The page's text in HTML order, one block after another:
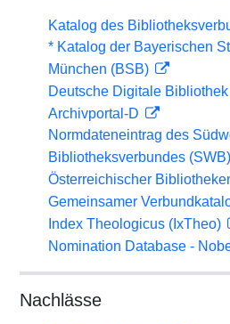
Katalog des
* Katalog der Bayerischen
München (BSB)
Deutsche Digitale Bibliothek
Archivportal-D
Normdateneintrag des
Bibliotheksverbundes (SWB)
Österreichischer
Gemeinsamer
Index Theologicus (IxTheo)
Nomination Database -
Nachlässe